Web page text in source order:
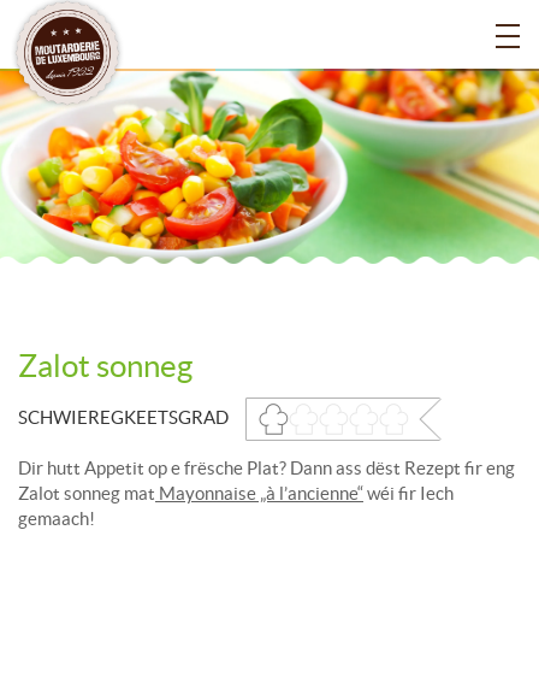
Zalot sonneg
SCHWIEREGKEETSGRAD
Dir hutt Appetit op e frësche Plat? Dann ass dëst Rezept fir eng
Zalot sonneg mat Mayonnaise „à l’ancienne“wéi fir Iech
gemaach!